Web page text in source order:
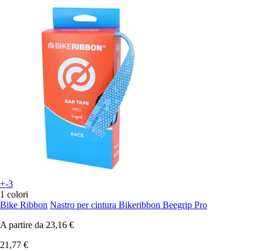
+-3
1 colori
Bike Ribbon Nastro per cintura Bikeribbon Beegrip Pro
A partire da 23,16 €
21,77 €